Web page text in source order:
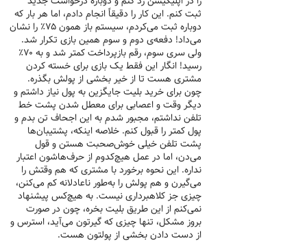
ثبت کنم. این کار را دقیقاً انجام دادم، اما هر بار که
دوباره ثبت می‌کردم، سیستم باز همون ۷۵٪ را نشان
می‌داد! دفعه‌ی دوم و سوم همین بازی تکرار شد.
ولی سری سوم، رقم بازپرداخت کمتر شد و به ۷۰٪
رسید! انگار این فقط یک بازی برای خسته کردن
مشتری هست تا از خیر بخشی از پولش بگذره.
چون برای خرید بلیت جایگزین به پول نیاز داشتم و
دیگر وقت و اعصابی برای معطل شدن پشت خط
تلفن نداشتم، مجبور شدم به این اجحاف تن بدم و
پول کمتر را قبول کنم. خلاصه اینکه، پشتیبان‌ها
پشت تلفن خیلی خوش‌صحبت هستن و قول
می‌دن، اما در عمل هیچ‌کدوم از حرف‌هاشون اعتبار
نداره. این نحوه برخورد با مشتری که هم وقتش را
می‌گیرن و هم پولش را به‌طور ناعادلانه کم می‌کنن،
چیزی جز کلاهبرداری نیست. به هیچ‌کس پیشنهاد
نمی‌کنم از این طریق بلیت بخره، چون در صورت
بروز مشکل، تنها چیزی که گیرتون می‌آید، استرس و
از دست دادن بخشی از پولتون هست.